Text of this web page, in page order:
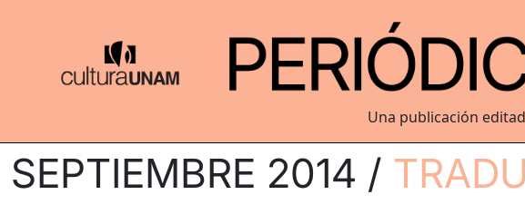
Una publicación
SEPTIEMBRE 2014 /